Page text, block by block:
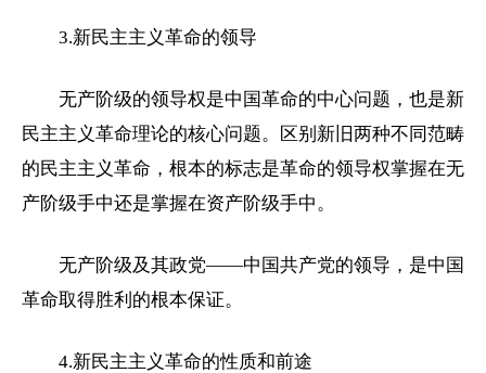
3.新民主主义革命的领导
无产阶级的领导权是中国革命的中心问题，也是新
民主主义革命理论的核心问题。区别新旧两种不同范畴
的民主主义革命，根本的标志是革命的领导权掌握在无
产阶级手中还是掌握在资产阶级手中。
无产阶级及其政党——中国共产党的领导，是中国
革命取得胜利的根本保证。
4.新民主主义革命的性质和前途